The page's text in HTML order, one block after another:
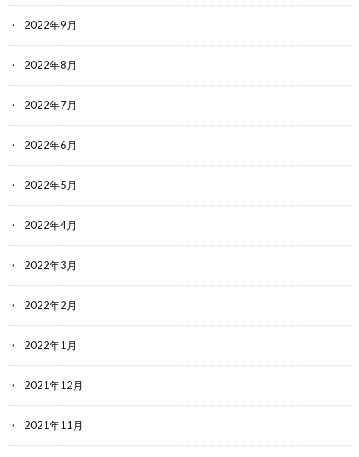
2022年9月
2022年8月
2022年7月
2022年6月
2022年5月
2022年4月
2022年3月
2022年2月
2022年1月
2021年12月
2021年11月